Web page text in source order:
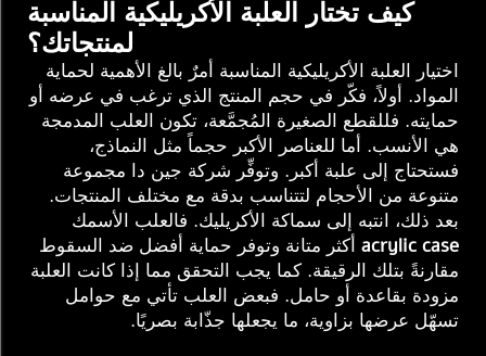
كيف تختار العلبة الأكريليكية المناسبة
لمنتجاتك؟
اختيار العلبة الأكريليكية المناسبة أمرٌ بالغ الأهمية لحماية
المواد. أولاً، فكّر في حجم المنتج الذي ترغب في عرضه أو
حمايته. فللقطع الصغيرة المُجمَّعة، تكون العلب المدمجة
هي الأنسب. أما للعناصر الأكبر حجماً مثل النماذج،
فستحتاج إلى علبة أكبر. وتوفِّر شركة جين دا مجموعة
متنوعة من الأحجام لتتناسب بدقة مع مختلف المنتجات.
بعد ذلك، انتبه إلى سماكة الأكريليك. فالعلب الأسمك
acrylic case أكثر متانة وتوفر حماية أفضل ضد السقوط
مقارنةً بتلك الرقيقة. كما يجب التحقق مما إذا كانت العلبة
مزودة بقاعدة أو حامل. فبعض العلب تأتي مع حوامل
تسهّل عرضها بزاوية، ما يجعلها جذّابة بصريًا.